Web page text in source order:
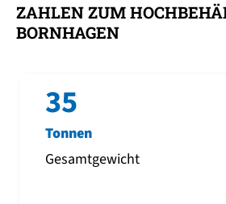
ZAHLEN ZUM
BORNHAGEN
35
Tonnen
Gesamtgewicht